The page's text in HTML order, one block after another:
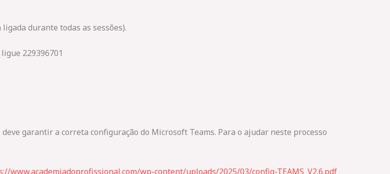
durante todas as sessões).
229396701
garantir a correta configuração do Microsoft Teams. Para o ajudar neste processo
www.academiadoprofissional.com/wp-content/uploads/2025/03/config-TEAMS_V2.6.pdf